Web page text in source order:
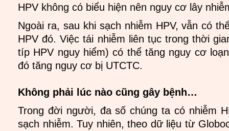
HPV không có biểu hiện nên nguy cơ lây
Ngoài ra, sau khi sạch nhiễm HPV, vẫn có
HPV đó. Việc tái nhiễm liên tục trong thời
típ HPV nguy hiểm) có thể tăng nguy cơ
đó tăng nguy cơ bị UTCTC.
Không phải lúc nào cũng gây bệnh…
Trong đời người, đa số chúng ta có nhiễm
sạch nhiễm. Tuy nhiên, theo dữ liệu từ